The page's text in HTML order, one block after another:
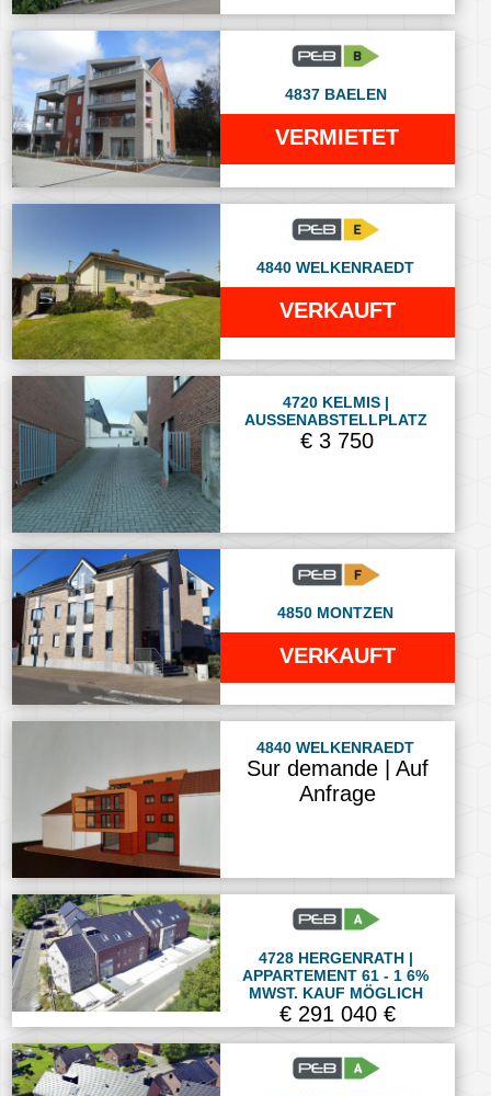
4837 BAELEN
VERMIETET
4840 WELKENRAEDT
VERKAUFT
4720 KELMIS |
AUSSENABSTELLPLATZ
€ 3 750
4850 MONTZEN
VERKAUFT
4840 WELKENRAEDT
Sur demande | Auf
Anfrage
4728 HERGENRATH |
APPARTEMENT 61 - 1 6%
MWST. KAUF MÖGLICH
€ 291 040 €